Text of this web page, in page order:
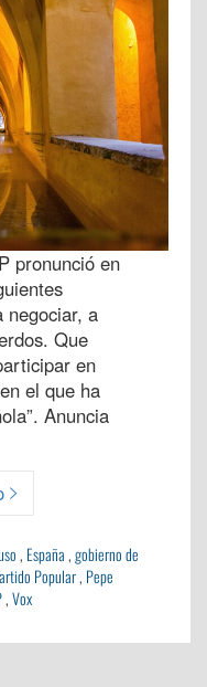
pronunció en
negociar, a
Que
en
el que ha
Anuncia
, España,gobierno de
Popular, Pepe
,Vox